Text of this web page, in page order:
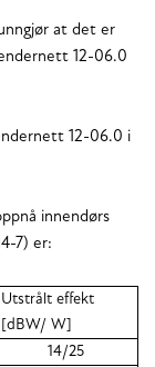
at det er
12-06.0
12-06.0 i
innendørs
7) er:
Utstrålt effekt
[dBW/ W]
14/25